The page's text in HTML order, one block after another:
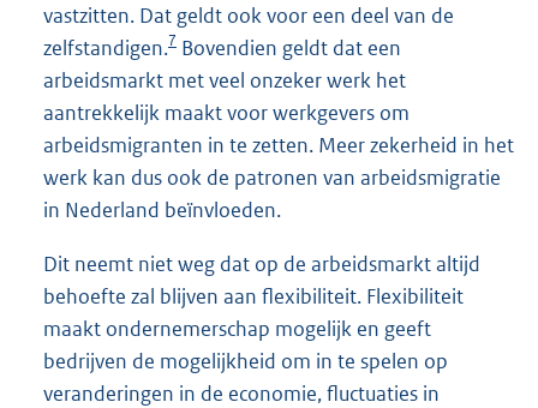
vastzitten. Dat geldt ook voor een deel van de
zelfstandigen.7 Bovendien geldt dat een
arbeidsmarkt met veel onzeker werk het
aantrekkelijk maakt voor werkgevers om
arbeidsmigranten in te zetten. Meer zekerheid in het
werk kan dus ook de patronen van arbeidsmigratie
in Nederland beïnvloeden.
Dit neemt niet weg dat op de arbeidsmarkt altijd
behoefte zal blijven aan flexibiliteit. Flexibiliteit
maakt ondernemerschap mogelijk en geeft
bedrijven de mogelijkheid om in te spelen op
veranderingen in de economie, fluctuaties in